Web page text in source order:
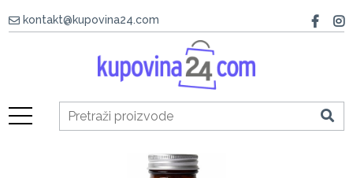
kontakt@kupovina24.com